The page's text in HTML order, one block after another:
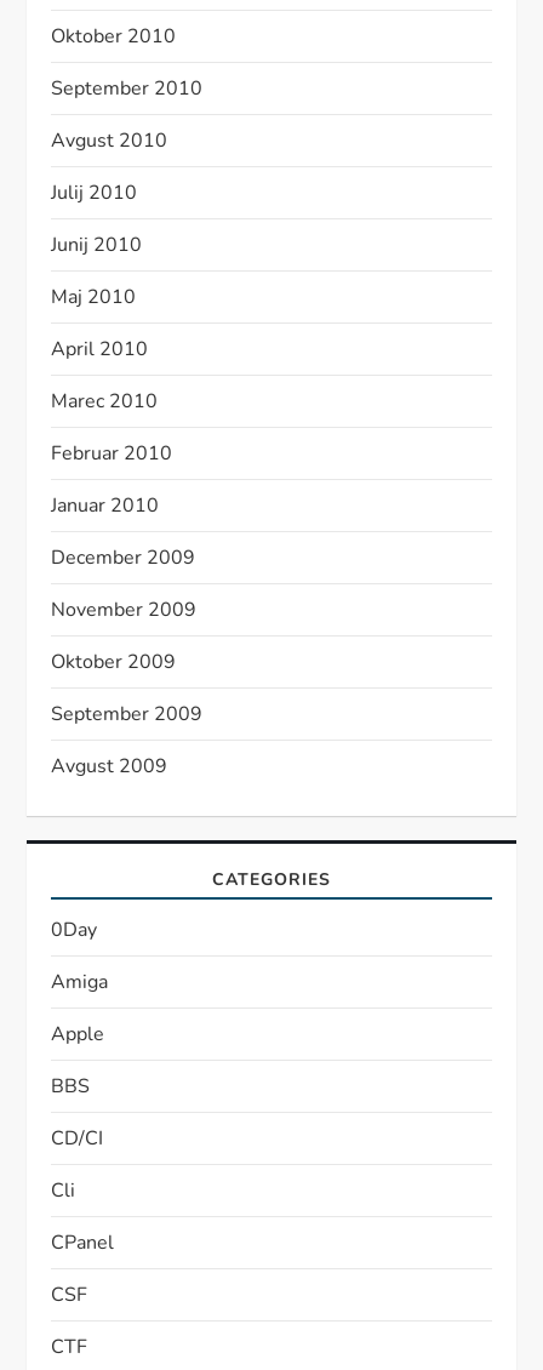
Oktober 2010
September 2010
Avgust 2010
Julij 2010
Junij 2010
Maj 2010
April 2010
Marec 2010
Februar 2010
Januar 2010
December 2009
November 2009
Oktober 2009
September 2009
Avgust 2009
CATEGORIES
0Day
Amiga
Apple
BBS
CD/CI
Cli
CPanel
CSF
CTF